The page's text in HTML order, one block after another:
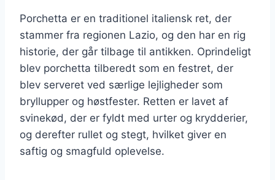
Porchetta er en traditionel italiensk ret, der
stammer fra regionen Lazio, og den har en rig
historie, der går tilbage til antikken. Oprindeligt
blev porchetta tilberedt som en festret, der
blev serveret ved særlige lejligheder som
bryllupper og høstfester. Retten er lavet af
svinekød, der er fyldt med urter og krydderier,
og derefter rullet og stegt, hvilket giver en
saftig og smagfuld oplevelse.